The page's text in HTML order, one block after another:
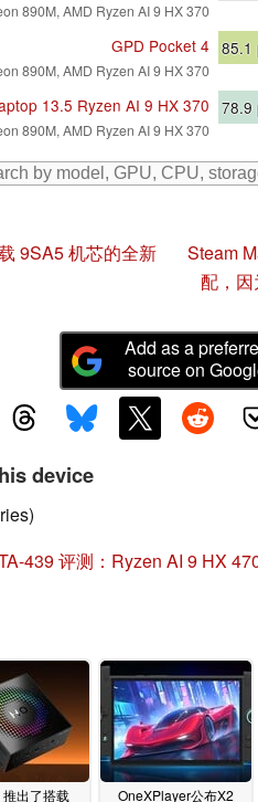
890M, AMD Ryzen AI 9 HX 370
GPD Pocket 4
890M, AMD Ryzen AI 9 HX 370
85.1
13.5 Ryzen AI 9 HX 370
890M, AMD Ryzen AI 9 HX 370
78.9
9SA5 机芯的全新
Steam
配，
Add as a
source on
device
439 评测：Ryzen AI 9 HX
出了搭载 OneXPlayer公布X2